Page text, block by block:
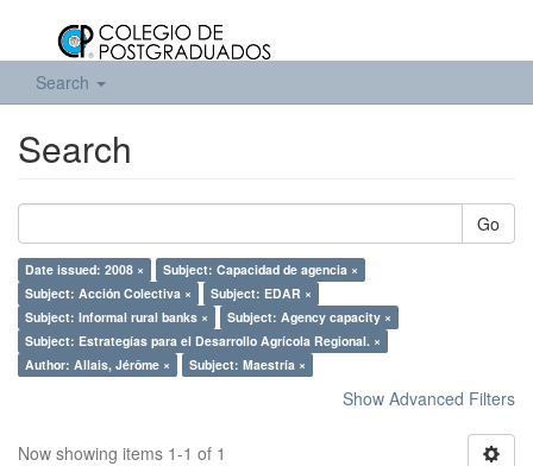
Search
Search
Go
Date issued: 2008 ×
Subject: Capacidad de agencia ×
Subject: Acción Colectiva ×
Subject: EDAR ×
Subject: Informal rural banks ×
Subject: Agency capacity ×
Subject: Estrategías para el Desarrollo Agrícola Regional. ×
Author: Allais, Jérôme ×
Subject: Maestría ×
Show Advanced Filters
Now showing items 1-1 of 1